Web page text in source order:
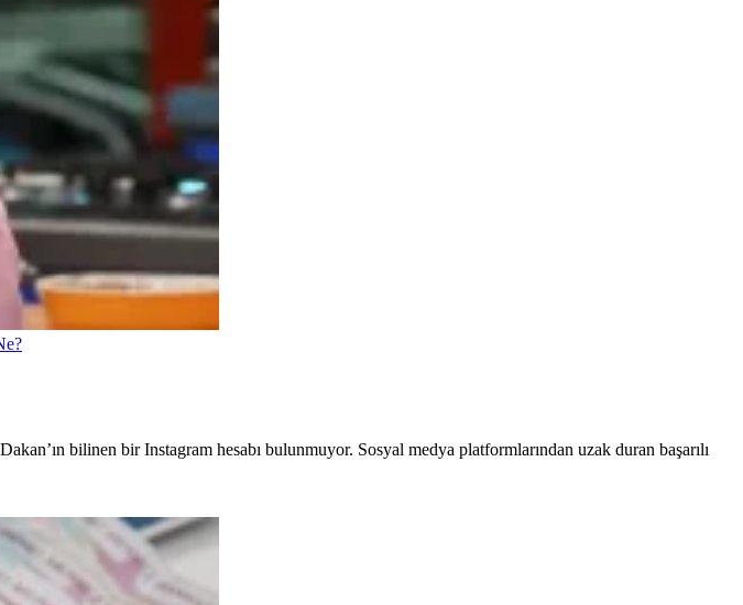
bilinen bir Instagram hesabı bulunmuyor. Sosyal medya platformlarından uzak duran başarılı